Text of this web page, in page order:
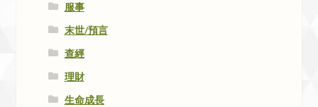
服事
末世/預言
查經
理財
生命成長